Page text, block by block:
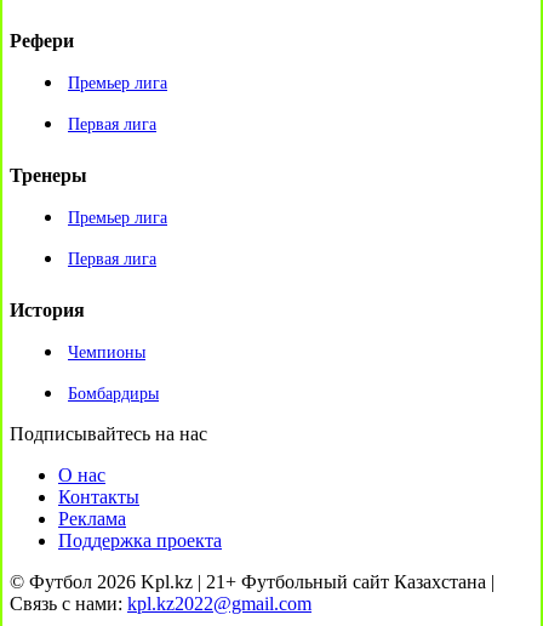
Рефери
Премьер лига
Первая лига
Тренеры
Премьер лига
Первая лига
История
Чемпионы
Бомбардиры
Подписывайтесь на нас
О нас
Контакты
Реклама
Поддержка проекта
© Футбол 2026 Kpl.kz | 21+ Футбольный сайт Казахстана |
Связь с нами: kpl.kz2022@gmail.com